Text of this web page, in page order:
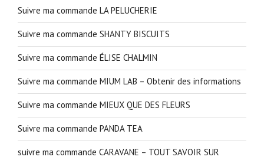
Suivre ma commande LA PELUCHERIE
Suivre ma commande SHANTY BISCUITS
Suivre ma commande ÉLISE CHALMIN
Suivre ma commande MIUM LAB – Obtenir des informations
Suivre ma commande MIEUX QUE DES FLEURS
Suivre ma commande PANDA TEA
suivre ma commande CARAVANE – TOUT SAVOIR SUR